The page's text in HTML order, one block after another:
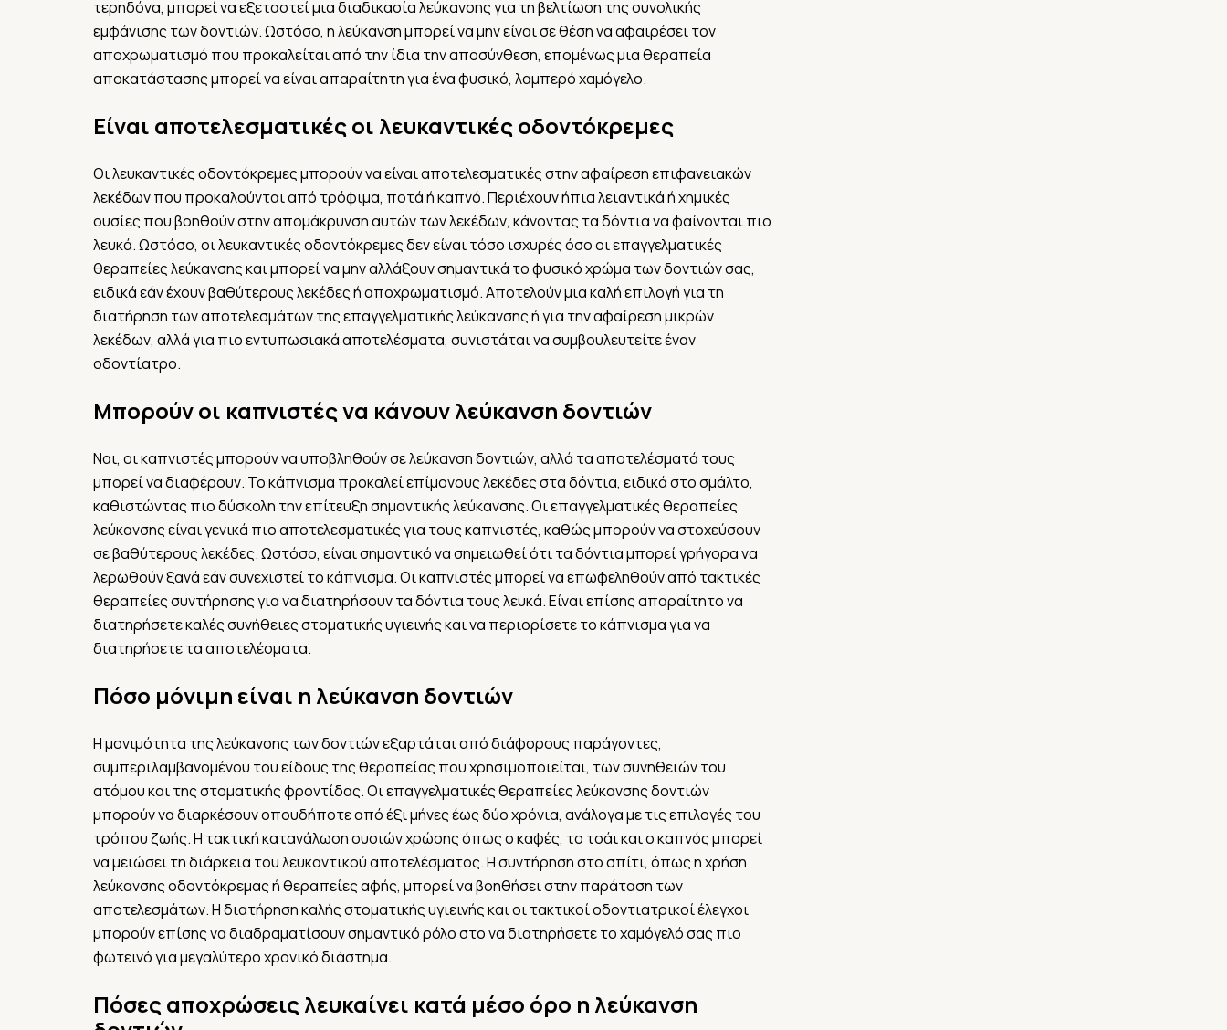
τερηδόνα, μπορεί να εξεταστεί μια διαδικασία λεύκανσης για τη βελτίωση της συνολικής
εμφάνισης των δοντιών. Ωστόσο, η λεύκανση μπορεί να μην είναι σε θέση να αφαιρέσει τον
αποχρωματισμό που προκαλείται από την ίδια την αποσύνθεση, επομένως μια θεραπεία
αποκατάστασης μπορεί να είναι απαραίτητη για ένα φυσικό, λαμπερό χαμόγελο.
Είναι αποτελεσματικές οι λευκαντικές οδοντόκρεμες
Οι λευκαντικές οδοντόκρεμες μπορούν να είναι αποτελεσματικές στην αφαίρεση επιφανειακών
λεκέδων που προκαλούνται από τρόφιμα, ποτά ή καπνό. Περιέχουν ήπια λειαντικά ή χημικές
ουσίες που βοηθούν στην απομάκρυνση αυτών των λεκέδων, κάνοντας τα δόντια να φαίνονται πιο
λευκά. Ωστόσο, οι λευκαντικές οδοντόκρεμες δεν είναι τόσο ισχυρές όσο οι επαγγελματικές
θεραπείες λεύκανσης και μπορεί να μην αλλάξουν σημαντικά το φυσικό χρώμα των δοντιών σας,
ειδικά εάν έχουν βαθύτερους λεκέδες ή αποχρωματισμό. Αποτελούν μια καλή επιλογή για τη
διατήρηση των αποτελεσμάτων της επαγγελματικής λεύκανσης ή για την αφαίρεση μικρών
λεκέδων, αλλά για πιο εντυπωσιακά αποτελέσματα, συνιστάται να συμβουλευτείτε έναν
οδοντίατρο.
Μπορούν οι καπνιστές να κάνουν λεύκανση δοντιών
Ναι, οι καπνιστές μπορούν να υποβληθούν σε λεύκανση δοντιών, αλλά τα αποτελέσματά τους
μπορεί να διαφέρουν. Το κάπνισμα προκαλεί επίμονους λεκέδες στα δόντια, ειδικά στο σμάλτο,
καθιστώντας πιο δύσκολη την επίτευξη σημαντικής λεύκανσης. Οι επαγγελματικές θεραπείες
λεύκανσης είναι γενικά πιο αποτελεσματικές για τους καπνιστές, καθώς μπορούν να στοχεύσουν
σε βαθύτερους λεκέδες. Ωστόσο, είναι σημαντικό να σημειωθεί ότι τα δόντια μπορεί γρήγορα να
λερωθούν ξανά εάν συνεχιστεί το κάπνισμα. Οι καπνιστές μπορεί να επωφεληθούν από τακτικές
θεραπείες συντήρησης για να διατηρήσουν τα δόντια τους λευκά. Είναι επίσης απαραίτητο να
διατηρήσετε καλές συνήθειες στοματικής υγιεινής και να περιορίσετε το κάπνισμα για να
διατηρήσετε τα αποτελέσματα.
Πόσο μόνιμη είναι η λεύκανση δοντιών
Η μονιμότητα της λεύκανσης των δοντιών εξαρτάται από διάφορους παράγοντες,
συμπεριλαμβανομένου του είδους της θεραπείας που χρησιμοποιείται, των συνηθειών του
ατόμου και της στοματικής φροντίδας. Οι επαγγελματικές θεραπείες λεύκανσης δοντιών
μπορούν να διαρκέσουν οπουδήποτε από έξι μήνες έως δύο χρόνια, ανάλογα με τις επιλογές του
τρόπου ζωής. Η τακτική κατανάλωση ουσιών χρώσης όπως ο καφές, το τσάι και ο καπνός μπορεί
να μειώσει τη διάρκεια του λευκαντικού αποτελέσματος. Η συντήρηση στο σπίτι, όπως η χρήση
λεύκανσης οδοντόκρεμας ή θεραπείες αφής, μπορεί να βοηθήσει στην παράταση των
αποτελεσμάτων. Η διατήρηση καλής στοματικής υγιεινής και οι τακτικοί οδοντιατρικοί έλεγχοι
μπορούν επίσης να διαδραματίσουν σημαντικό ρόλο στο να διατηρήσετε το χαμόγελό σας πιο
φωτεινό για μεγαλύτερο χρονικό διάστημα.
Πόσες αποχρώσεις λευκαίνει κατά μέσο όρο η λεύκανση